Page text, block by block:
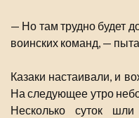
— Но там трудно будет
воинских команд, —
Казаки настаивали, и
На следующее утро
Несколько суток